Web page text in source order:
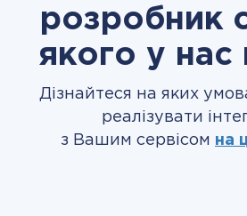
розробник
якого у нас
Дізнайтеся на яких
реалізувати
з Вашим сервісом на